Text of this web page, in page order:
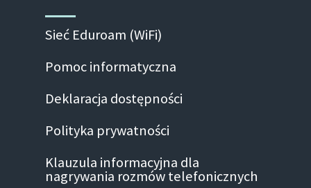
Sieć Eduroam (WiFi)
Pomoc informatyczna
Deklaracja dostępności
Polityka prywatności
Klauzula informacyjna dla
nagrywania rozmów telefonicznych